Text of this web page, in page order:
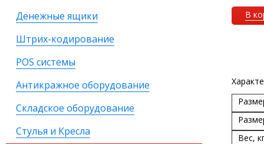
Денежные ящики
Штрих-кодирование
POS системы
Антикражное оборудование
Складское оборудование
Стулья и Кресла
В
Вес,